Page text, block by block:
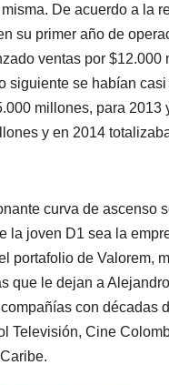
De acuerdo a la
su primer año de
ventas por $12.000
siguiente se habían casi
millones, para 2013
y en 2014
curva de ascenso
la joven D1 sea la
portafolio de Valorem,
que le dejan a
con décadas
Televisión, Cine